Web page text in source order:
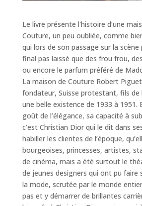
Le livre présente l'histoire d’une
Couture, un peu oubliée, comme
qui lors de son passage sur la scène
final pas laissé que des frou frou,
ou encore le parfum préféré de
La maison de Couture Robert
fondateur, Suisse protestant, fils de
une belle existence de 1933 à 1951.
goût de l’élégance, sa capacité à
c’est Christian Dior qui le dit dans
habiller les clientes de l’époque,
bourgeoises, princesses, artistes,
de cinéma, mais a été surtout le
de jeunes designers qui ont pu faire
la mode, scrutée par le monde
pas et y démarrer de brillantes